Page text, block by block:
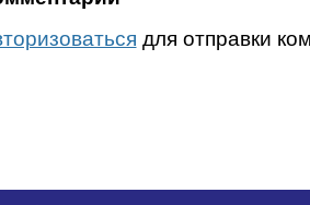
для отправки